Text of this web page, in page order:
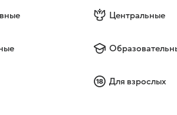
Центральные
Для взрослых